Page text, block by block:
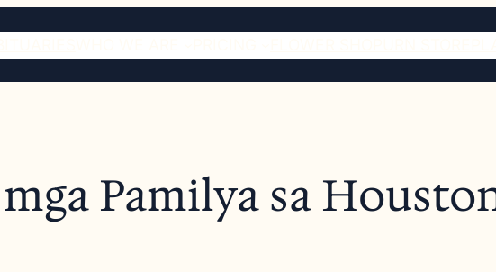
Pamilya sa